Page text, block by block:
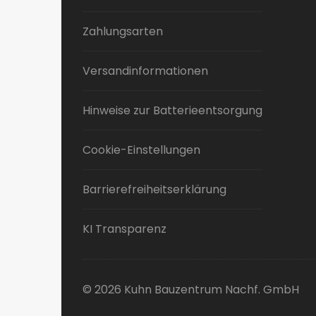
Zahlungsarten
Versandinformationen
Hinweise zur Batterieentsorgung
Cookie-Einstellungen
Barrierefreiheitserklärung
KI Transparenz
© 2026 Kuhn Bauzentrum Nachf. GmbH